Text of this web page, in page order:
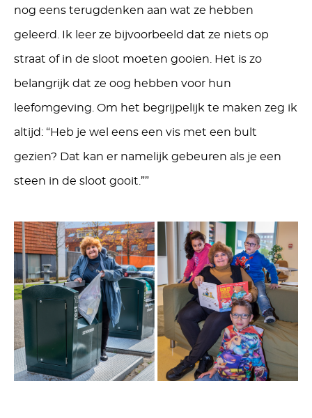
nog eens terugdenken aan wat ze hebben
geleerd. Ik leer ze bijvoorbeeld dat ze niets op
straat of in de sloot moeten gooien. Het is zo
belangrijk dat ze oog hebben voor hun
leefomgeving. Om het begrijpelijk te maken zeg ik
altijd: “Heb je wel eens een vis met een bult
gezien? Dat kan er namelijk gebeuren als je een
steen in de sloot gooit.””